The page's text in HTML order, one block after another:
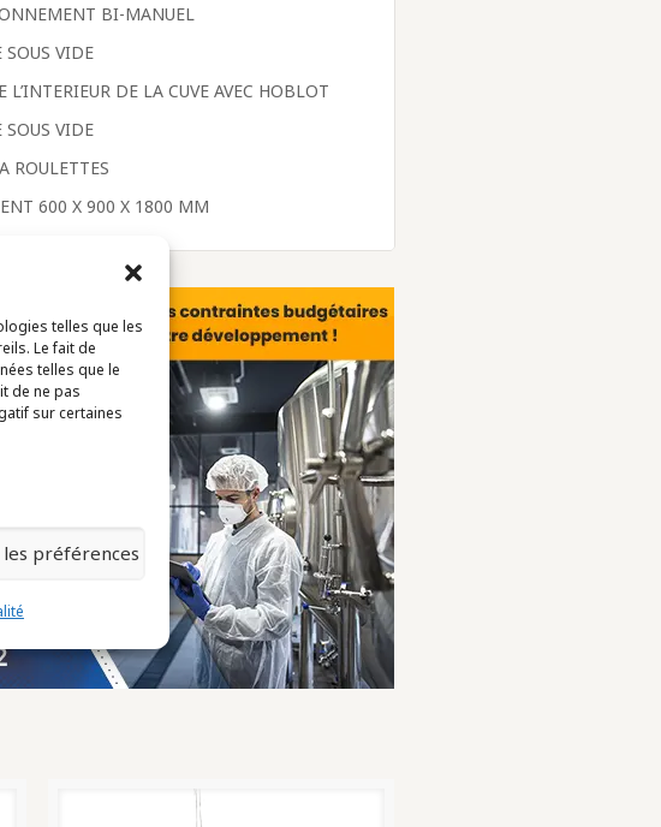
telles que les
Le fait de
telles que le
de ne pas
sur certaines
préférences
BI-MANUEL
VIDE
L’INTERIEUR DE LA CUVE AVEC HOBLOT
VIDE
ROULETTES
600 X 900 X 1800 MM